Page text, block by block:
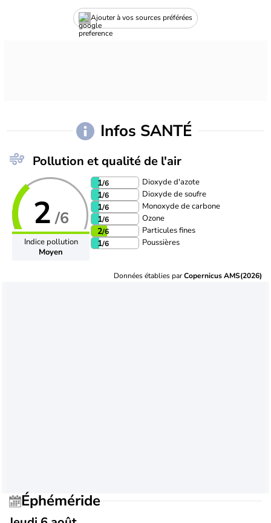
Ajouter à vos sources préférées
Infos SANTÉ
Pollution et qualité de l'air
2 /6
Indice pollution
Moyen
1/6 Dioxyde d'azote
1/6 Dioxyde de soufre
1/6 Monoxyde de carbone
1/6 Ozone
2/6 Particules fines
1/6 Poussières
Données établies parCopernicus AMS(2026)
Éphéméride